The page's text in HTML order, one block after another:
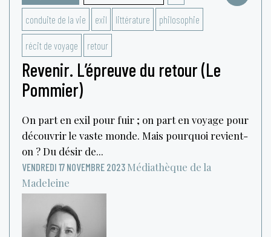
conduite de la vie exil littérature philosophie
récit de voyage retour
Revenir. L’épreuve du retour (Le
Pommier)
On part en exil pour fuir ; on part en voyage pour
découvrir le vaste monde. Mais pourquoi revient-
on ? Du désir de...
VENDREDI 17 NOVEMBRE 2023 Médiathèque de la
Madeleine